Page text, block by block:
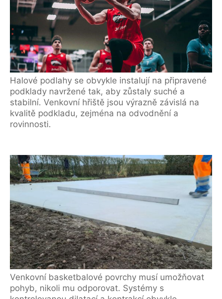
Halové podlahy se obvykle instalují na připravené
podklady navržené tak, aby zůstaly suché a
stabilní. Venkovní hřiště jsou výrazně závislá na
kvalitě podkladu, zejména na odvodnění a
rovinnosti.
Venkovní basketbalové povrchy musí umožňovat
pohyb, nikoli mu odporovat. Systémy s